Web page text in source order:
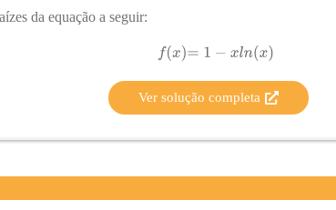
da equação a seguir:
Ver solução completa